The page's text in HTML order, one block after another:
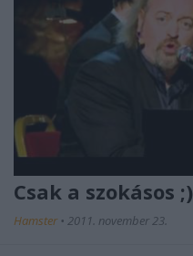
Csak a szokásos ;)
Hamster • 2011. november 23.